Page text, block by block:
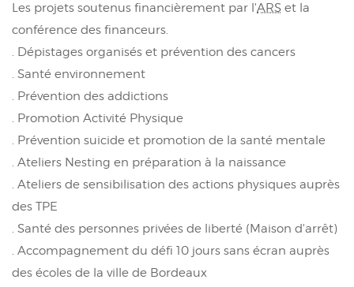
Les projets soutenus financièrement par l'ARS et la
conférence des financeurs.
. Dépistages organisés et prévention des cancers
. Santé environnement
. Prévention des addictions
. Promotion Activité Physique
. Prévention suicide et promotion de la santé mentale
. Ateliers Nesting en préparation à la naissance
. Ateliers de sensibilisation des actions physiques auprès
des TPE
. Santé des personnes privées de liberté (Maison d'arrêt)
. Accompagnement du défi 10 jours sans écran auprès
des écoles de la ville de Bordeaux